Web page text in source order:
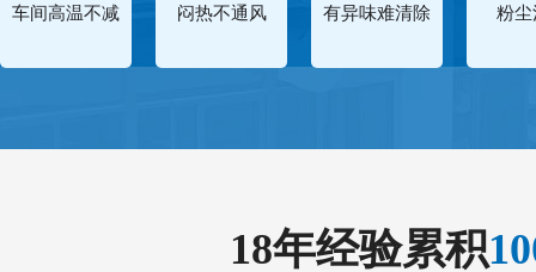
车间高温不减 闷热不通风 有异味难清除 粉尘
18年经验累积